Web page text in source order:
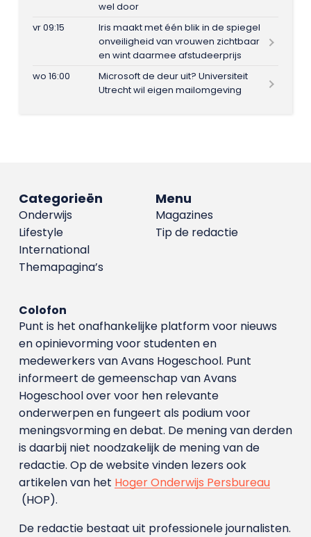
wel door
vr 09:15
Iris maakt met één blik in de spiegel
onveiligheid van vrouwen zichtbaar
en wint daarmee afstudeerprijs
wo 16:00
Microsoft de deur uit? Universiteit
Utrecht wil eigen mailomgeving
Menu
Magazines
Tip de redactie
Categorieën
Onderwijs
Lifestyle
International
Themapagina’s
Colofon
Punt is het onafhankelijke platform voor nieuws
en opinievorming voor studenten en
medewerkers van Avans Hoge­school. Punt
informeert de gemeenschap van Avans
Hogeschool over voor hen relevante
onderwerpen en fungeert als podium voor
meningsvorming en debat. De mening van derden
is daarbij niet noodzakelijk de mening van de
redactie. Op de website vinden lezers ook
artikelen van het Hoger Onderwijs Persbureau
(HOP).
De redactie bestaat uit professionele journalisten.